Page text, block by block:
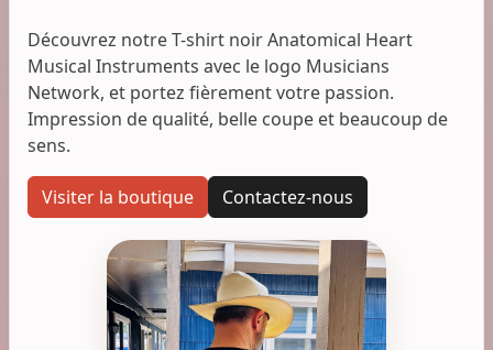
Découvrez notre T-shirt noir Anatomical Heart
Musical Instruments avec le logo Musicians
Network, et portez fièrement votre passion.
Impression de qualité, belle coupe et beaucoup de
sens.
Visiter la boutique Contactez-nous